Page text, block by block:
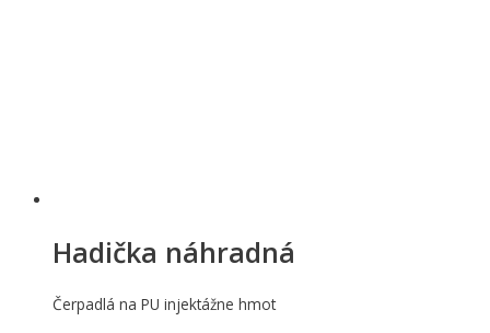
Hadička náhradná
Čerpadlá na PU injektážne hmot